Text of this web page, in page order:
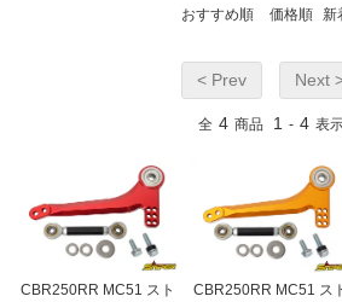
おすすめ順 価格順 新
< Prev Next
全 4 商品 1 - 4 表
CBR250RR MC51 スト
CBR250RR MC51 ス